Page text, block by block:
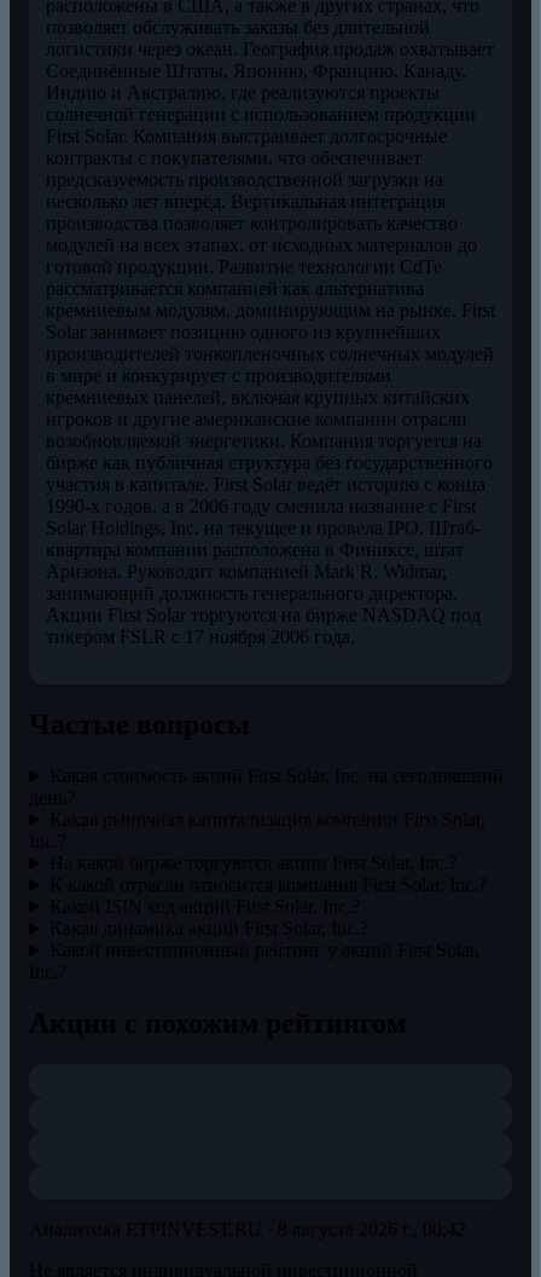
расположены в США, а также в других странах, что
позволяет обслуживать заказы без длительной
логистики через океан. География продаж охватывает
Соединённые Штаты, Японию, Францию, Канаду,
Индию и Австралию, где реализуются проекты
солнечной генерации с использованием продукции
First Solar. Компания выстраивает долгосрочные
контракты с покупателями, что обеспечивает
предсказуемость производственной загрузки на
несколько лет вперёд. Вертикальная интеграция
производства позволяет контролировать качество
модулей на всех этапах, от исходных материалов до
готовой продукции. Развитие технологии CdTe
рассматривается компанией как альтернатива
кремниевым модулям, доминирующим на рынке. First
Solar занимает позицию одного из крупнейших
производителей тонкопленочных солнечных модулей
в мире и конкурирует с производителями
кремниевых панелей, включая крупных китайских
игроков и другие американские компании отрасли
возобновляемой энергетики. Компания торгуется на
бирже как публичная структура без государственного
участия в капитале. First Solar ведёт историю с конца
1990-х годов, а в 2006 году сменила название с First
Solar Holdings, Inc. на текущее и провела IPO. Штаб-
квартира компании расположена в Финиксе, штат
Аризона. Руководит компанией Mark R. Widmar,
занимающий должность генерального директора.
Акции First Solar торгуются на бирже NASDAQ под
тикером FSLR с 17 ноября 2006 года.